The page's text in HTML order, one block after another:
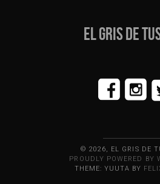
EL GRIS DE
© 2026, EL GRIS DE
PROUDLY POWERED BY
THEME: YUUTA BY